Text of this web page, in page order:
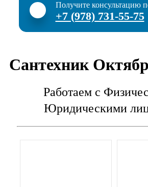
Получите консультацию
+7 (978) 731-55-75
Сантехник
Работаем с
Юридическими